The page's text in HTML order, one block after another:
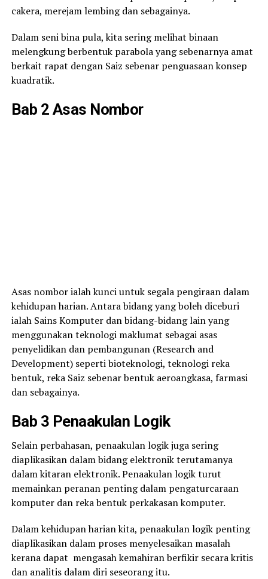
cakera, merejam lembing dan sebagainya.
Dalam seni bina pula, kita sering melihat binaan
melengkung berbentuk parabola yang sebenarnya amat
berkait rapat dengan Saiz sebenar penguasaan konsep
kuadratik.
Bab 2 Asas Nombor
Asas nombor ialah kunci untuk segala pengiraan dalam
kehidupan harian. Antara bidang yang boleh diceburi
ialah Sains Komputer dan bidang-bidang lain yang
menggunakan teknologi maklumat sebagai asas
penyelidikan dan pembangunan (Research and
Development) seperti bioteknologi, teknologi reka
bentuk, reka Saiz sebenar bentuk aeroangkasa, farmasi
dan sebagainya.
Bab 3 Penaakulan Logik
Selain perbahasan, penaakulan logik juga sering
diaplikasikan dalam bidang elektronik terutamanya
dalam kitaran elektronik. Penaakulan logik turut
memainkan peranan penting dalam pengaturcaraan
komputer dan reka bentuk perkakasan komputer.
Dalam kehidupan harian kita, penaakulan logik penting
diaplikasikan dalam proses menyelesaikan masalah
kerana dapat mengasah kemahiran berfikir secara kritis
dan analitis dalam diri seseorang itu.